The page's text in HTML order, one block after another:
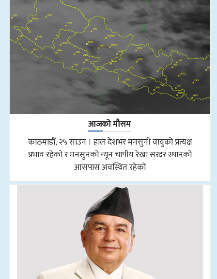
आजको मौसम
काठमाडौँ, २५ साउन । हाल देशभर मनसुनी वायुको प्रत्यक्ष
प्रभाव रहेको र मनसुनको न्यून चापीय रेखा सरदर स्थानको
आसपास अवस्थित रहेको